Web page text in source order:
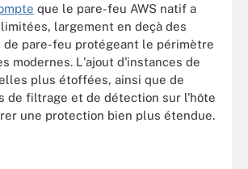
que le pare-feu AWS natif a
largement en deçà des
pare-feu protégeant le périmètre
modernes. L'ajout d'instances de
plus étoffées, ainsi que de
de filtrage et de détection sur l'hôte
une protection bien plus étendue.